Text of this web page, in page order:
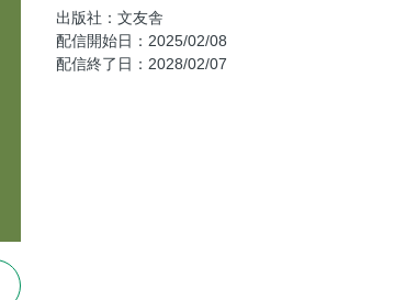
デリカミニ専用 10型ナビは操作キーまでをオ
こだわり抜いて誕生したもの凄い新作スピーカ
触れるたびに心躍る上質なステアリング
出版社：文友舎
配信開始日：2025/02/08
配信終了日：2028/02/07